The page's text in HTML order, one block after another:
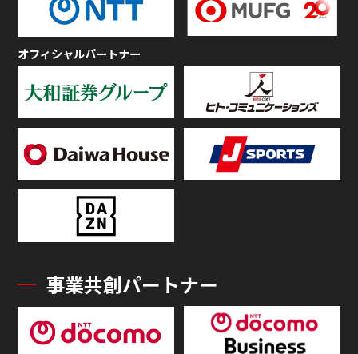
オフィシャルパートナー
事業共創パートナー